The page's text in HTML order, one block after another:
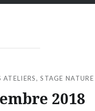
,STAGE NATURE
2018